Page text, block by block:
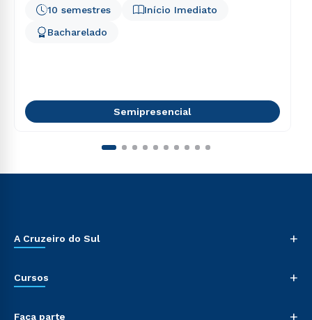
Início Imediato
10 semestres
Bacharelado
Semipresencial
A Cruzeiro do Sul +
Cursos +
Faça parte +